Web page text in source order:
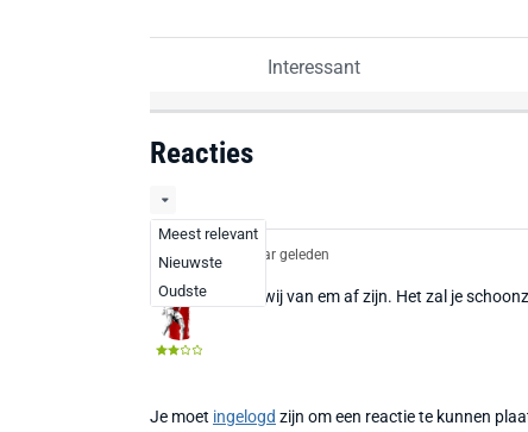
Interessant
Reacties
Meest relevant
Nieuwste
Oudste
Ratsmodee 1 jaar geleden
Blij dat wij van em af zijn. Het zal je
Je moet ingelogd zijn om een reactie te kunnen